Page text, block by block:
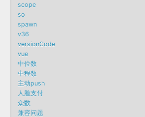
scope
so
spawn
v36
versionCode
vue
中位数
中程数
主动push
人脸支付
众数
兼容问题